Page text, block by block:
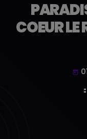
COEUR LE
today